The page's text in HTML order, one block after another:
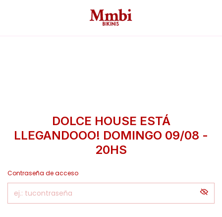
DOLCE HOUSE ESTÁ
LLEGANDOOO! DOMINGO 09/08 -
20HS
Contraseña de acceso